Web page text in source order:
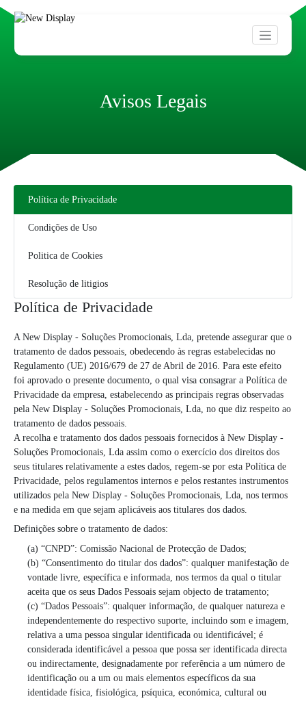
Avisos Legais
Política de Privacidade
Condições de Uso
Politica de Cookies
Resolução de litigios
Política de Privacidade
A New Display - Soluções Promocionais, Lda, pretende assegurar que o
tratamento de dados pessoais, obedecendo às regras estabelecidas no
Regulamento (UE) 2016/679 de 27 de Abril de 2016. Para este efeito
foi aprovado o presente documento, o qual visa consagrar a Política de
Privacidade da empresa, estabelecendo as principais regras observadas
pela New Display - Soluções Promocionais, Lda, no que diz respeito ao
tratamento de dados pessoais.
A recolha e tratamento dos dados pessoais fornecidos à New Display -
Soluções Promocionais, Lda assim como o exercício dos direitos dos
seus titulares relativamente a estes dados, regem-se por esta Política de
Privacidade, pelos regulamentos internos e pelos restantes instrumentos
utilizados pela New Display - Soluções Promocionais, Lda, nos termos
e na medida em que sejam aplicáveis aos titulares dos dados.
Definições sobre o tratamento de dados:
(a) “CNPD”: Comissão Nacional de Protecção de Dados;
(b) “Consentimento do titular dos dados”: qualquer manifestação de
vontade livre, específica e informada, nos termos da qual o titular
aceita que os seus Dados Pessoais sejam objecto de tratamento;
(c) “Dados Pessoais”: qualquer informação, de qualquer natureza e
independentemente do respectivo suporte, incluindo som e imagem,
relativa a uma pessoa singular identificada ou identificável; é
considerada identificável a pessoa que possa ser identificada directa
ou indirectamente, designadamente por referência a um número de
identificação ou a um ou mais elementos específicos da sua
identidade física, fisiológica, psíquica, económica, cultural ou